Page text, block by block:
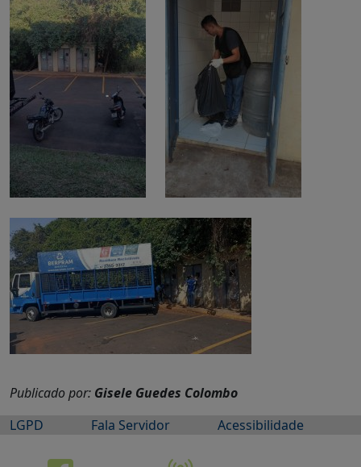
Publicado por: Gisele Guedes Colombo
LGPD
Fala Servidor Acessibilidade